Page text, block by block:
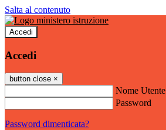
Salta al contenuto
Accedi
Accedi
button close ×
Nome Utente
Password
Password dimenticata?